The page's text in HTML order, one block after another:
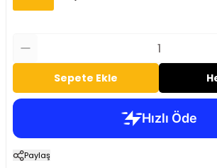
Sepete Ekle
Paylaş